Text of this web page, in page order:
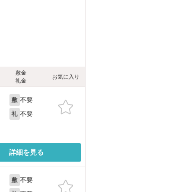
敷金
礼金
お気に入り
敷 不要
礼 不要
詳細を見る
敷 不要